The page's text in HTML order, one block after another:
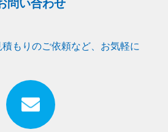
問い合わせ
もりのご依頼など、お気軽に